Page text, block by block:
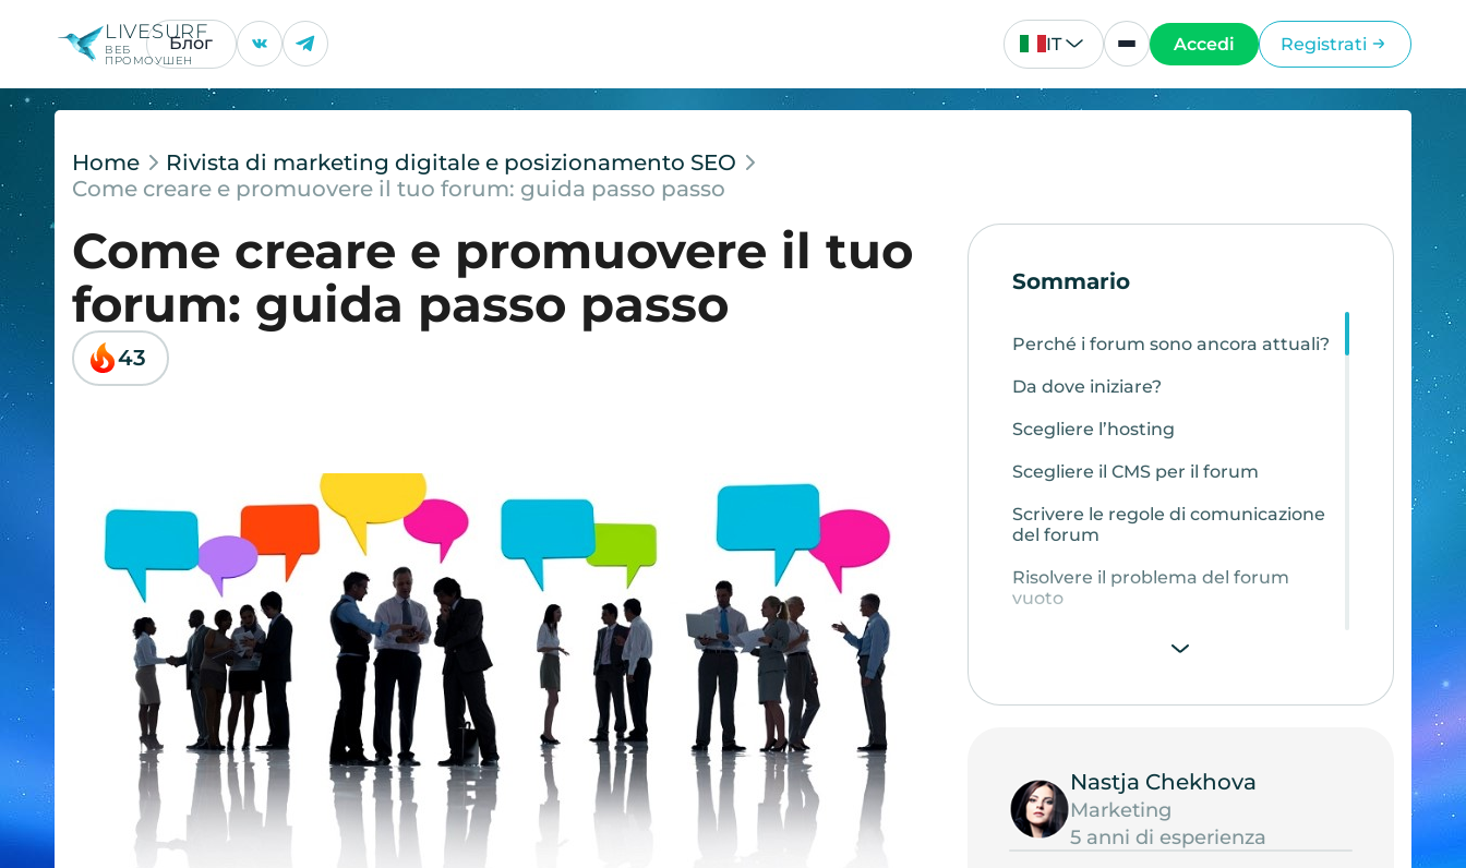
LIVESURF
ВЕБ
ПРОМОУШЕН
Блог IT Accedi Registrati
Home
Rivista di marketing digitale e posizionamento SEO
Come creare e promuovere il tuo forum: guida passo passo
Come creare e promuovere il tuo
forum: guida passo passo
43
Sommario
Perché i forum sono ancora attuali?
Da dove iniziare?
Scegliere l’hosting
Scegliere il CMS per il forum
Scrivere le regole di comunicazione
del forum
Risolvere il problema del forum
vuoto
Come attirare utenti sul forum
Nastja Chekhova
Marketing
5 anni di esperienza